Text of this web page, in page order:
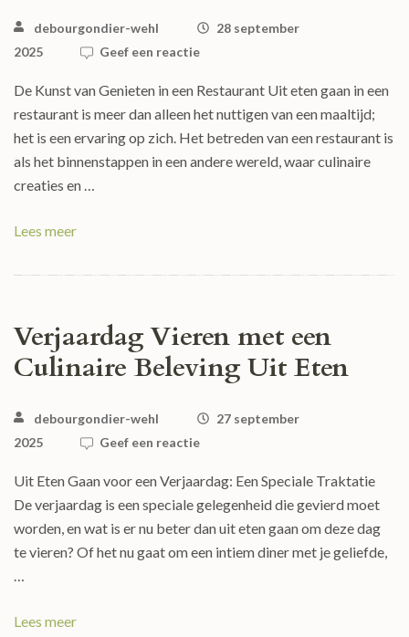
debourgondier-wehl
28 september
2025
Geef een reactie
De Kunst van Genieten in een Restaurant Uit eten gaan in een
restaurant is meer dan alleen het nuttigen van een maaltijd;
het is een ervaring op zich. Het betreden van een restaurant is
als het binnenstappen in een andere wereld, waar culinaire
creaties en …
Lees meer
Verjaardag Vieren met een
Culinaire Beleving Uit Eten
debourgondier-wehl
27 september
2025
Geef een reactie
Uit Eten Gaan voor een Verjaardag: Een Speciale Traktatie
De verjaardag is een speciale gelegenheid die gevierd moet
worden, en wat is er nu beter dan uit eten gaan om deze dag
te vieren? Of het nu gaat om een intiem diner met je geliefde,
…
Lees meer